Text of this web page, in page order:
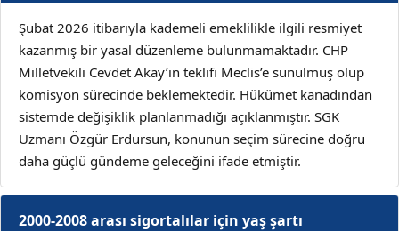
Şubat 2026 itibarıyla kademeli emeklilikle ilgili resmiyet
kazanmış bir yasal düzenleme bulunmamaktadır. CHP
Milletvekili Cevdet Akay’ın teklifi Meclis’e sunulmuş olup
komisyon sürecinde beklemektedir. Hükümet kanadından
sistemde değişiklik planlanmadığı açıklanmıştır. SGK
Uzmanı Özgür Erdursun, konunun seçim sürecine doğru
daha güçlü gündeme geleceğini ifade etmiştir.
2000-2008 arası sigortalılar için yaş şartı